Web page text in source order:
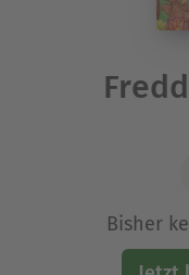
Bisher